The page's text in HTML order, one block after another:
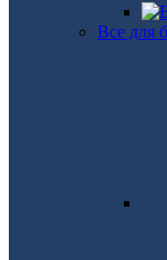
Все для